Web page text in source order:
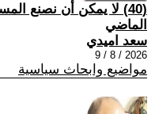
(40) لا يمكن أن نصنع
الماضي
سعد اميدي
2026 / 8 / 9
مواضيع وابحاث سياسية